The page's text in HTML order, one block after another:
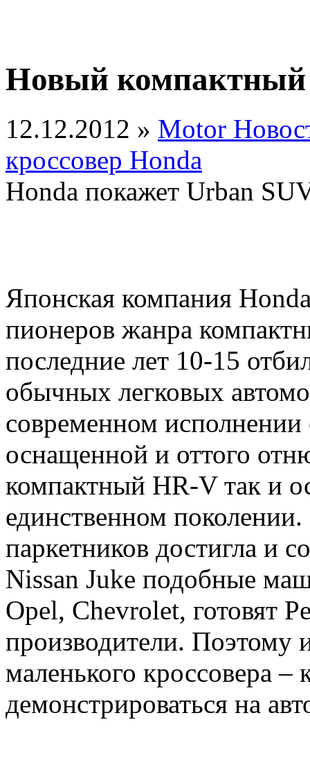
Новый компактный
12.12.2012 » Motor
кроссовер Honda
Honda покажет Urban
Японская компания
пионеров жанра
последние лет 10-15
обычных легковых
современном исполнении
оснащенной и оттого
компактный HR-V так и
единственном
паркетников достигла и
Nissan Juke подобные
Opel, Chevrolet, готовят
производители. Поэтому
маленького кроссовера –
демонстрироваться на